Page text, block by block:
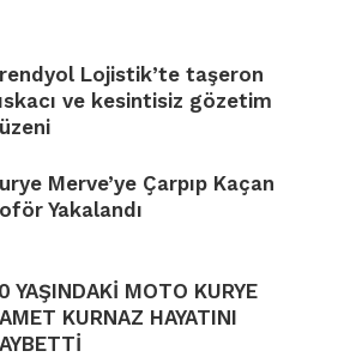
Lojistik’te taşeron
ve kesintisiz gözetim
Merve’ye Çarpıp Kaçan
Yakalandı
YAŞINDAKİ MOTO KURYE
KURNAZ HAYATINI